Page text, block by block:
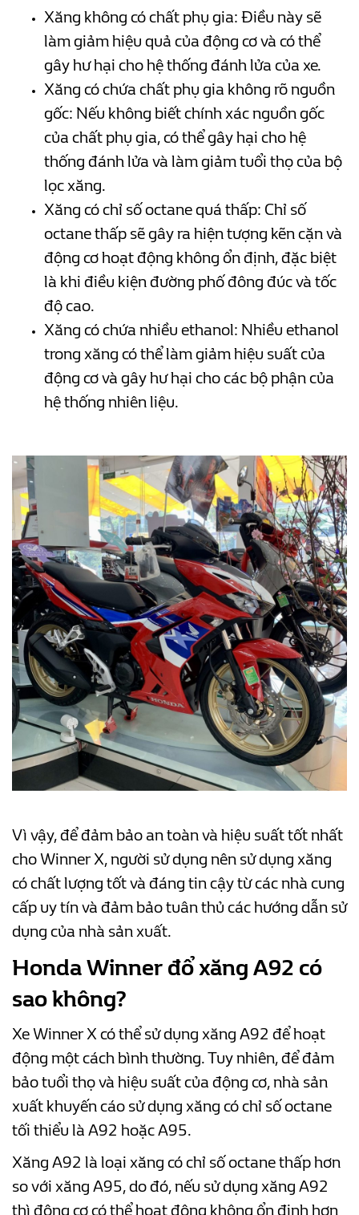
Xăng không có chất phụ gia: Điều này sẽ
làm giảm hiệu quả của động cơ và có thể
gây hư hại cho hệ thống đánh lửa của xe.
Xăng có chứa chất phụ gia không rõ nguồn
gốc: Nếu không biết chính xác nguồn gốc
của chất phụ gia, có thể gây hại cho hệ
thống đánh lửa và làm giảm tuổi thọ của bộ
lọc xăng.
Xăng có chỉ số octane quá thấp: Chỉ số
octane thấp sẽ gây ra hiện tượng kẽn cặn và
động cơ hoạt động không ổn định, đặc biệt
là khi điều kiện đường phố đông đúc và tốc
độ cao.
Xăng có chứa nhiều ethanol: Nhiều ethanol
trong xăng có thể làm giảm hiệu suất của
động cơ và gây hư hại cho các bộ phận của
hệ thống nhiên liệu.
Vì vậy, để đảm bảo an toàn và hiệu suất tốt nhất
cho Winner X, người sử dụng nên sử dụng xăng
có chất lượng tốt và đáng tin cậy từ các nhà cung
cấp uy tín và đảm bảo tuân thủ các hướng dẫn sử
dụng của nhà sản xuất.
Honda Winner đổ xăng A92 có
sao không?
Xe Winner X có thể sử dụng xăng A92 để hoạt
động một cách bình thường. Tuy nhiên, để đảm
bảo tuổi thọ và hiệu suất của động cơ, nhà sản
xuất khuyến cáo sử dụng xăng có chỉ số octane
tối thiểu là A92 hoặc A95.
Xăng A92 là loại xăng có chỉ số octane thấp hơn
so với xăng A95, do đó, nếu sử dụng xăng A92
thì động cơ có thể hoạt động không ổn định hơn